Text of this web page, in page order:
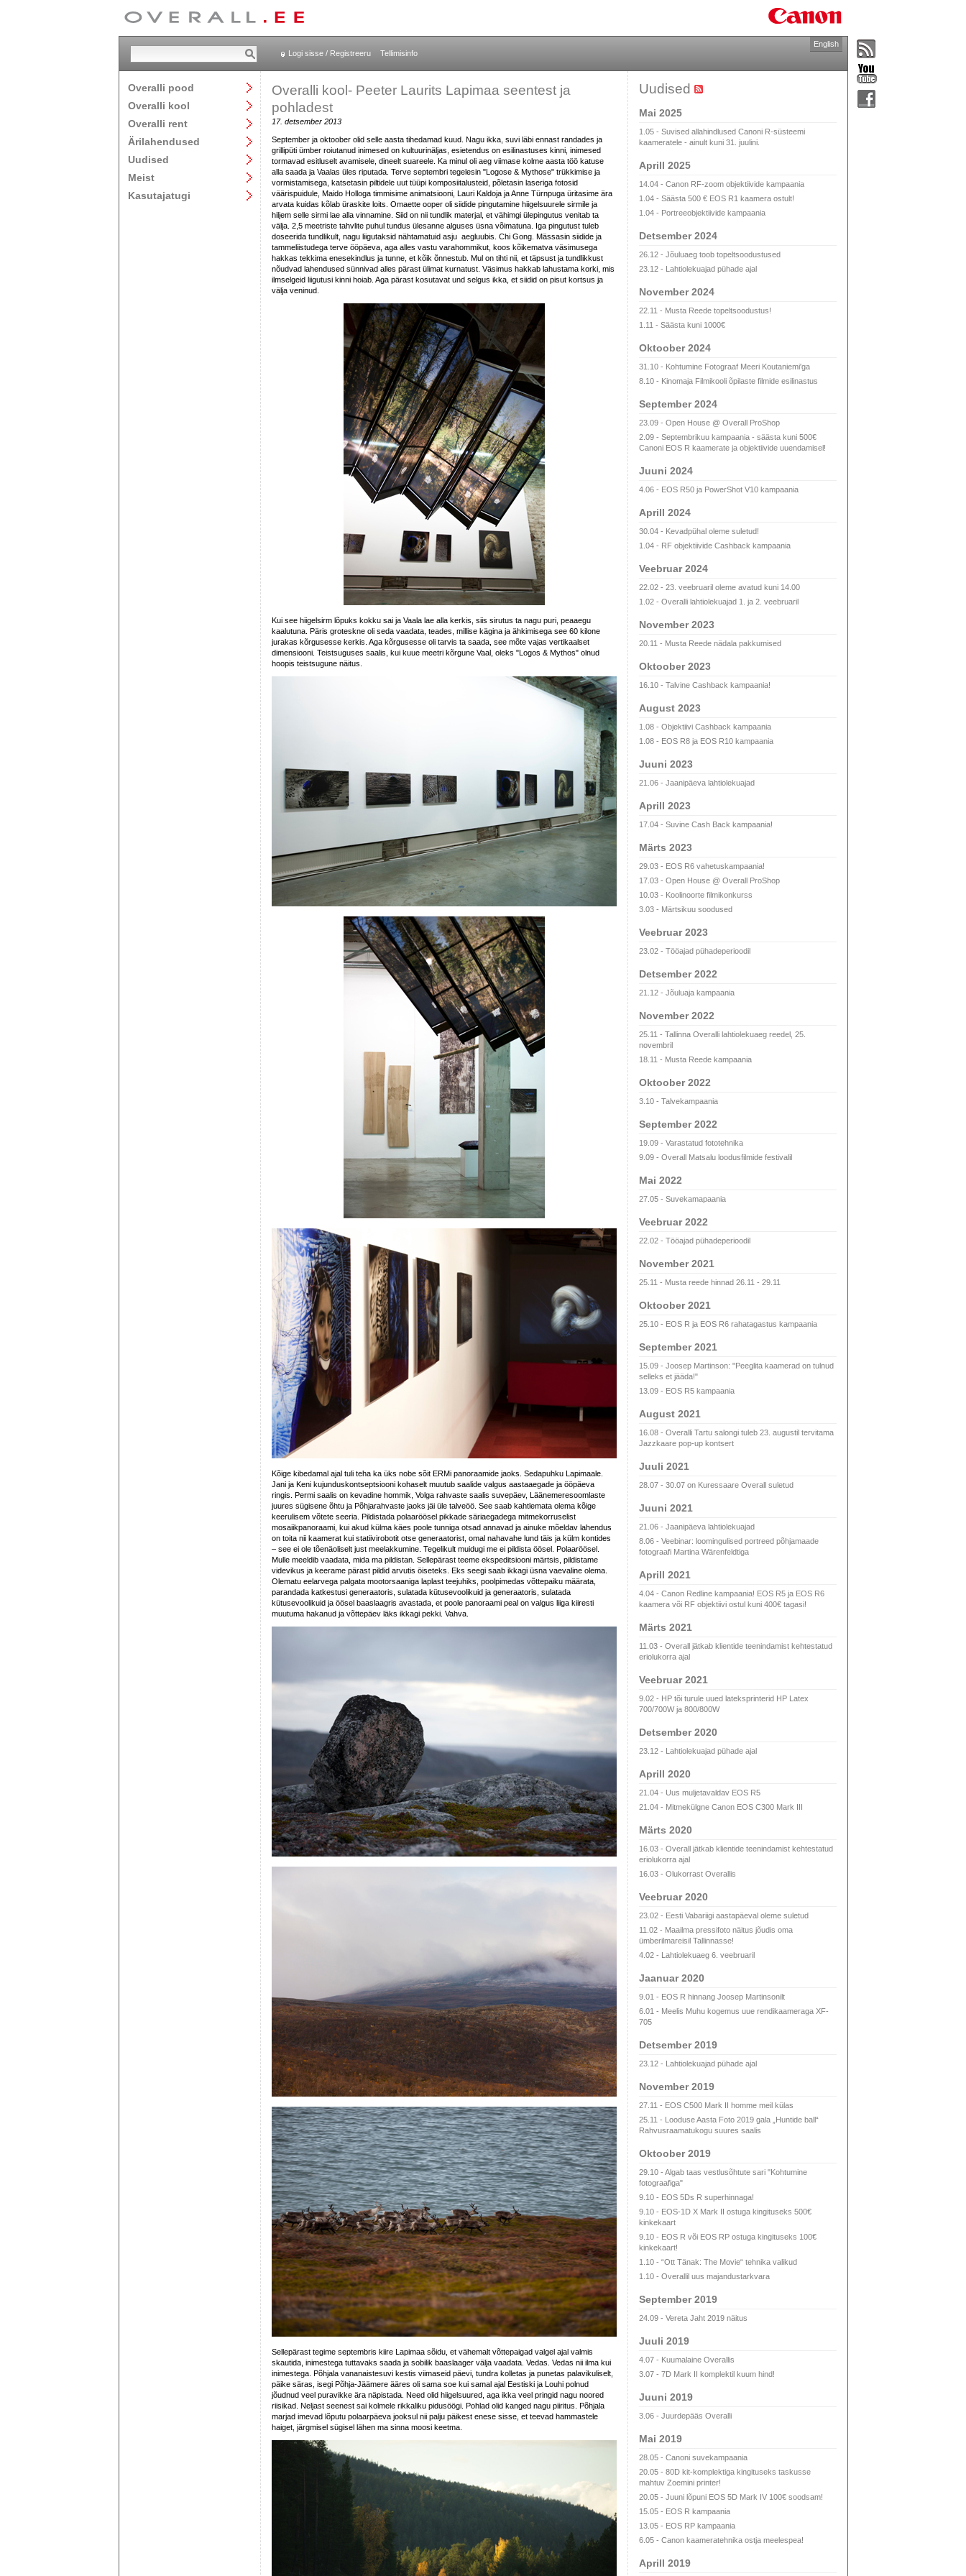
Logi sisse / Registreeru Tellimisinfo
English
Overalli pood
Overalli kool
Overalli rent
Ärilahendused
Uudised
Meist
Kasutajatugi
Overalli kool- Peeter Laurits Lapimaa seentest ja
pohladest
17. detsember 2013
September ja oktoober olid selle aasta tihedamad kuud. Nagu ikka, suvi läbi ennast randades ja
grillipüti ümber roiutanud inimesed on kultuurinäljas, esietendus on esilinastuses kinni, inimesed
tormavad esitluselt avamisele, dineelt suareele. Ka minul oli aeg viimase kolme aasta töö katuse
alla saada ja Vaalas üles riputada. Terve septembri tegelesin "Logose & Mythose" trükkimise ja
vormistamisega, katsetasin piltidele uut tüüpi komposiitalusteid, põletasin laseriga fotosid
väärispuidule, Maido Holloga timmisime animatsiooni, Lauri Kaldoja ja Anne Türnpuga üritasime ära
arvata kuidas kõlab üraskite loits. Omaette ooper oli siidide pingutamine hiigelsuurele sirmile ja
hiljem selle sirmi lae alla vinnamine. Siid on nii tundlik materjal, et vähimgi ülepingutus venitab ta
välja. 2,5 meetriste tahvlite puhul tundus ülesanne alguses üsna võimatuna. Iga pingutust tuleb
doseerida tundlikult, nagu liigutaksid nähtamatuid asju aegluubis. Chi Gong. Mässasin siidide ja
tammeliistudega terve ööpäeva, aga alles vastu varahommikut, koos kõikematva väsimusega
hakkas tekkima enesekindlus ja tunne, et kõik õnnestub. Mul on tihti nii, et täpsust ja tundlikkust
nõudvad lahendused sünnivad alles pärast ülimat kurnatust. Väsimus hakkab lahustama korki, mis
ilmselgeid liigutusi kinni hoiab. Aga pärast kosutavat und selgus ikka, et siidid on pisut kortsus ja
välja veninud.
Kui see hiigelsirm lõpuks kokku sai ja Vaala lae alla kerkis, siis sirutus ta nagu puri, peaaegu
kaalutuna. Päris groteskne oli seda vaadata, teades, millise kägina ja ähkimisega see 60 kilone
jurakas kõrgusesse kerkis. Aga kõrgusesse oli tarvis ta saada, see mõte vajas vertikaalset
dimensiooni. Teistsuguses saalis, kui kuue meetri kõrgune Vaal, oleks "Logos & Mythos" olnud
hoopis teistsugune näitus.
Kõige kibedamal ajal tuli teha ka üks nobe sõit ERMi panoraamide jaoks. Sedapuhku Lapimaale.
Jani ja Keni kujunduskontseptsiooni kohaselt muutub saalide valgus aastaaegade ja ööpäeva
ringis. Permi saalis on kevadine hommik, Volga rahvaste saalis suvepäev, Läänemeresoomlaste
juures sügisene õhtu ja Põhjarahvaste jaoks jäi üle talveöö. See saab kahtlemata olema kõige
keerulisem võtete seeria. Pildistada polaaröösel pikkade säriaegadega mitmekorruselist
mosaiikpanoraami, kui akud külma käes poole tunniga otsad annavad ja ainuke mõeldav lahendus
on toita nii kaamerat kui statiivirobotit otse generaatorist, omal nahavahe lund täis ja külm kontides
– see ei ole tõenäoliselt just meelakkumine. Tegelikult muidugi me ei pildista öösel. Polaaröösel.
Mulle meeldib vaadata, mida ma pildistan. Sellepärast teeme ekspeditsiooni märtsis, pildistame
videvikus ja keerame pärast pildid arvutis öiseteks. Eks seegi saab ikkagi üsna vaevaline olema.
Olematu eelarvega palgata mootorsaaniga laplast teejuhiks, poolpimedas võttepaiku määrata,
parandada katkestusi generaatoris, sulatada kütusevoolikuid ja generaatoris, sulatada
kütusevoolikuid ja öösel baaslaagris avastada, et poole panoraami peal on valgus liiga kiiresti
muutuma hakanud ja võttepäev läks ikkagi pekki. Vahva.
Sellepärast tegime septembris kiire Lapimaa sõidu, et vähemalt võttepaigad valgel ajal valmis
skautida, inimestega tuttavaks saada ja sobilik baaslaager välja vaadata. Vedas. Vedas nii ilma kui
inimestega. Põhjala vananaistesuvi kestis viimaseid päevi, tundra kolletas ja punetas palavikuliselt,
päike säras, isegi Põhja-Jäämere ääres oli sama soe kui samal ajal Eestiski ja Louhi polnud
jõudnud veel puravikke ära näpistada. Need olid hiigelsuured, aga ikka veel pringid nagu noored
riisikad. Neljast seenest sai kolmele rikkaliku pidusöögi. Pohlad olid kanged nagu piiritus. Põhjala
marjad imevad lõputu polaarpäeva jooksul nii palju päikest enese sisse, et teevad hammastele
haiget, järgmisel sügisel lähen ma sinna moosi keetma.
Uudised
Mai 2025
1.05 - Suvised allahindlused Canoni R-süsteemi
kaameratele - ainult kuni 31. juulini.
Aprill 2025
14.04 - Canon RF-zoom objektiivide kampaania
1.04 - Säästa 500 € EOS R1 kaamera ostult!
1.04 - Portreeobjektiivide kampaania
Detsember 2024
26.12 - Jõuluaeg toob topeltsoodustused
23.12 - Lahtiolekuajad pühade ajal
November 2024
22.11 - Musta Reede topeltsoodustus!
1.11 - Säästa kuni 1000€
Oktoober 2024
31.10 - Kohtumine Fotograaf Meeri Koutaniemi'ga
8.10 - Kinomaja Filmikooli õpilaste filmide esilinastus
September 2024
23.09 - Open House @ Overall ProShop
2.09 - Septembrikuu kampaania - säästa kuni 500€
Canoni EOS R kaamerate ja objektiivide uuendamisel!
Juuni 2024
4.06 - EOS R50 ja PowerShot V10 kampaania
Aprill 2024
30.04 - Kevadpühal oleme suletud!
1.04 - RF objektiivide Cashback kampaania
Veebruar 2024
22.02 - 23. veebruaril oleme avatud kuni 14.00
1.02 - Overalli lahtiolekuajad 1. ja 2. veebruaril
November 2023
20.11 - Musta Reede nädala pakkumised
Oktoober 2023
16.10 - Talvine Cashback kampaania!
August 2023
1.08 - Objektiivi Cashback kampaania
1.08 - EOS R8 ja EOS R10 kampaania
Juuni 2023
21.06 - Jaanipäeva lahtiolekuajad
Aprill 2023
17.04 - Suvine Cash Back kampaania!
Märts 2023
29.03 - EOS R6 vahetuskampaania!
17.03 - Open House @ Overall ProShop
10.03 - Koolinoorte filmikonkurss
3.03 - Märtsikuu soodused
Veebruar 2023
23.02 - Tööajad pühadeperioodil
Detsember 2022
21.12 - Jõuluaja kampaania
November 2022
25.11 - Tallinna Overalli lahtiolekuaeg reedel, 25.
novembril
18.11 - Musta Reede kampaania
Oktoober 2022
3.10 - Talvekampaania
September 2022
19.09 - Varastatud fototehnika
9.09 - Overall Matsalu loodusfilmide festivalil
Mai 2022
27.05 - Suvekamapaania
Veebruar 2022
22.02 - Tööajad pühadeperioodil
November 2021
25.11 - Musta reede hinnad 26.11 - 29.11
Oktoober 2021
25.10 - EOS R ja EOS R6 rahatagastus kampaania
September 2021
15.09 - Joosep Martinson: "Peeglita kaamerad on tulnud
selleks et jääda!"
13.09 - EOS R5 kampaania
August 2021
16.08 - Overalli Tartu salongi tuleb 23. augustil tervitama
Jazzkaare pop-up kontsert
Juuli 2021
28.07 - 30.07 on Kuressaare Overall suletud
Juuni 2021
21.06 - Jaanipäeva lahtiolekuajad
8.06 - Veebinar: loomingulised portreed põhjamaade
fotograafi Martina Wärenfeldtiga
Aprill 2021
4.04 - Canon Redline kampaania! EOS R5 ja EOS R6
kaamera või RF objektiivi ostul kuni 400€ tagasi!
Märts 2021
11.03 - Overall jätkab klientide teenindamist kehtestatud
eriolukorra ajal
Veebruar 2021
9.02 - HP tõi turule uued lateksprinterid HP Latex
700/700W ja 800/800W
Detsember 2020
23.12 - Lahtiolekuajad pühade ajal
Aprill 2020
21.04 - Uus muljetavaldav EOS R5
21.04 - Mitmekülgne Canon EOS C300 Mark III
Märts 2020
16.03 - Overall jätkab klientide teenindamist kehtestatud
eriolukorra ajal
16.03 - Olukorrast Overallis
Veebruar 2020
23.02 - Eesti Vabariigi aastapäeval oleme suletud
11.02 - Maailma pressifoto näitus jõudis oma
ümberilmareisil Tallinnasse!
4.02 - Lahtiolekuaeg 6. veebruaril
Jaanuar 2020
9.01 - EOS R hinnang Joosep Martinsonilt
6.01 - Meelis Muhu kogemus uue rendikaameraga XF-
705
Detsember 2019
23.12 - Lahtiolekuajad pühade ajal
November 2019
27.11 - EOS C500 Mark II homme meil külas
25.11 - Looduse Aasta Foto 2019 gala „Huntide ball“
Rahvusraamatukogu suures saalis
Oktoober 2019
29.10 - Algab taas vestlusõhtute sari "Kohtumine
fotograafiga"
9.10 - EOS 5Ds R superhinnaga!
9.10 - EOS-1D X Mark II ostuga kingituseks 500€
kinkekaart
9.10 - EOS R või EOS RP ostuga kingituseks 100€
kinkekaart!
1.10 - “Ott Tänak: The Movie“ tehnika valikud
1.10 - Overallil uus majandustarkvara
September 2019
24.09 - Vereta Jaht 2019 näitus
Juuli 2019
4.07 - Kuumalaine Overallis
3.07 - 7D Mark II komplektil kuum hind!
Juuni 2019
3.06 - Juurdepääs Overalli
Mai 2019
28.05 - Canoni suvekampaania
20.05 - 80D kit-komplektiga kingituseks taskusse
mahtuv Zoemini printer!
20.05 - Juuni lõpuni EOS 5D Mark IV 100€ soodsam!
15.05 - EOS R kampaania
13.05 - EOS RP kampaania
6.05 - Canon kaameratehnika ostja meelespea!
Aprill 2019